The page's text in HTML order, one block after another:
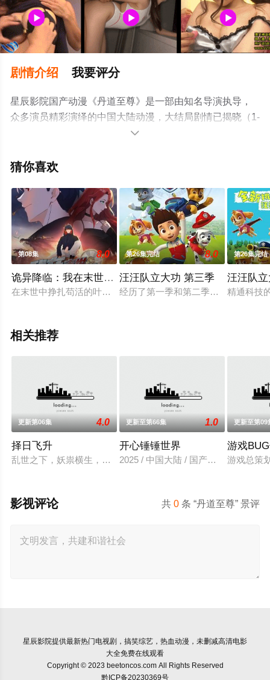
剧情介绍 我要评分
星辰影院国产动漫《丹道至尊》是一部由知名导演执导，
众多演员精彩演绎的中国大陆动漫，大结局剧情已揭晓（1-
1全集），手机免费观看高清无删减完整版动漫全集就上星
情网等平台了解。

猜你喜欢
第08集 8.0
诡异降临：我在末世当大佬·动态漫画
在末世中挣扎苟活的叶鸣，在生命停止的瞬间，他回到了十年
第26集完结 8.0
汪汪队立大功 第三季
经历了第一季和第二季的种种状况，
第26集完结
汪汪队
精通科技
相关推荐
更新第06集 4.0
择日飞升
乱世之下，妖祟横生，奸佞当道。又值幽界入侵，人、幽两界
更新至第66集 1.0
开心锤锤世界
2025 / 中国大陆 / 国产动漫
更新至第09
游戏
游戏总策
共0 条 “丹道至尊” 景评
影视评论
星辰影院提供最新热门电视剧，搞笑综艺，热血动漫，未删减高清电影
大全免费在线观看
Copyright © 2023 beetoncos.com All Rights Reserved
黔ICP备20230369号